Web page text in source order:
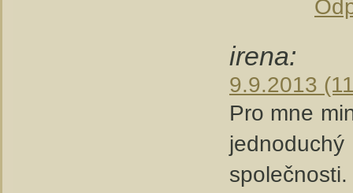
irena:
9.9.2013
Pro mne